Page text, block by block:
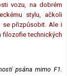
vozu, na dobrém
stylu, ačkoli
se přizpůsobit. Ale i
filozofie technických
psána mimo F1.